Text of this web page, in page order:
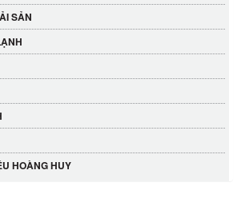
SẢN
HOÀNG HUY
Cần Tây Đà Lạt
40.000 VND
12 HỦ Tương xí muội LKK 260g